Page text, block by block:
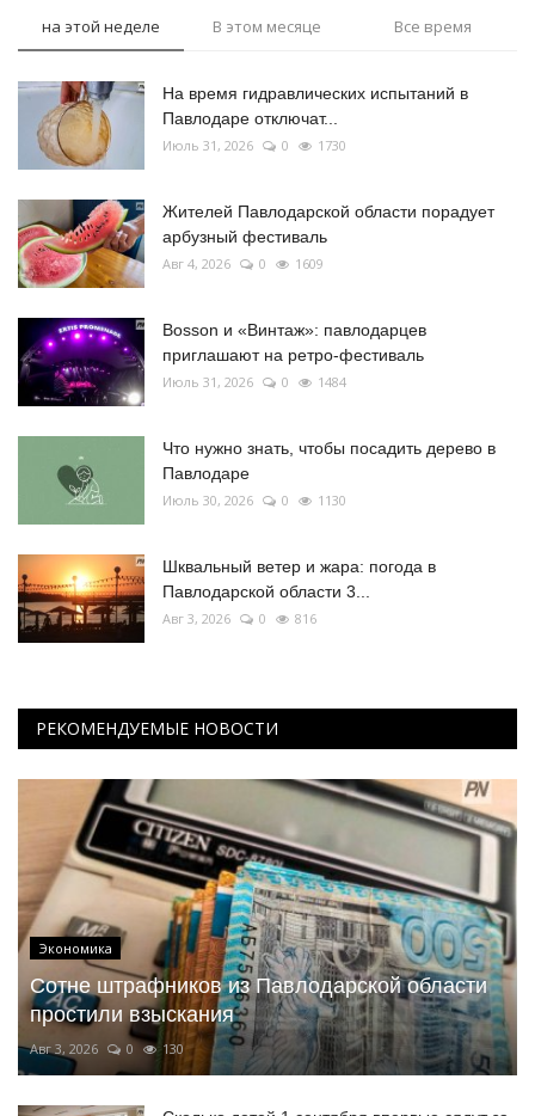
на этой неделе В этом месяце Все время
На время гидравлических испытаний в
Павлодаре отключат...
Июль 31, 2026 0 1730
Жителей Павлодарской области порадует
арбузный фестиваль
Авг 4, 2026 0 1609
Bosson и «Винтаж»: павлодарцев
приглашают на ретро-фестиваль
Июль 31, 2026 0 1484
Что нужно знать, чтобы посадить дерево в
Павлодаре
Июль 30, 2026 0 1130
Шквальный ветер и жара: погода в
Павлодарской области 3...
Авг 3, 2026 0 816
РЕКОМЕНДУЕМЫЕ НОВОСТИ
Экономика
Сотне штрафников из Павлодарской области
простили взыскания
Авг 3, 2026 0 130